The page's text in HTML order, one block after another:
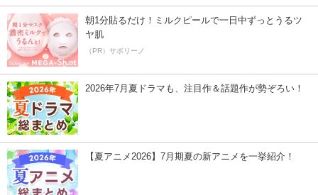
朝1分貼るだけ！ミルクピールで一日中ずっとうるツ
ヤ肌
（PR）サボリーノ
2026年7月夏ドラマも、注目作＆話題作が勢ぞろい！
【夏アニメ2026】7月期夏の新アニメを一挙紹介！